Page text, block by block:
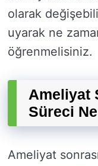
olarak
uyarak ne
öğrenmelisiniz.
Ameliyat
Süreci
Ameliyat